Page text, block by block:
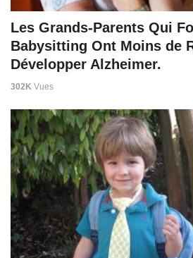
Les Grands-Parents Qui
Babysitting Ont Moins de
Développer Alzheimer.
302K Vues